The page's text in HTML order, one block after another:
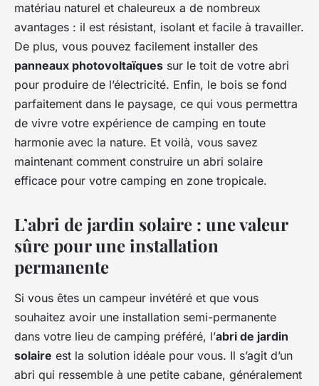
matériau naturel et chaleureux a de nombreux
avantages : il est résistant, isolant et facile à travailler.
De plus, vous pouvez facilement installer des
panneaux photovoltaïques sur le toit de votre abri
pour produire de l’électricité. Enfin, le bois se fond
parfaitement dans le paysage, ce qui vous permettra
de vivre votre expérience de camping en toute
harmonie avec la nature. Et voilà, vous savez
maintenant comment construire un abri solaire
efficace pour votre camping en zone tropicale.
L’abri de jardin solaire : une valeur
sûre pour une installation
permanente
Si vous êtes un campeur invétéré et que vous
souhaitez avoir une installation semi-permanente
dans votre lieu de camping préféré, l’abri de jardin
solaire est la solution idéale pour vous. Il s’agit d’un
abri qui ressemble à une petite cabane, généralement